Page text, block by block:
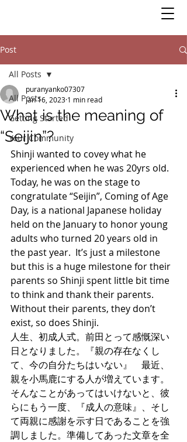
Post
All Posts
Getting Started
Your Community
All Posts
What is the meaning of
“Seijin”?
puranyanko07307
Jan 16, 2023 1 min read
Shinji wanted to covey what he
experienced when he was 20yrs old.
Today, he was on the stage to
congratulate “Seijin”, Coming of Age
Day, is a national Japanese holiday
held on the January to honor young
adults who turned 20 years old in
the past year.  It’s just a milestone
but this is a huge milestone for their
parents so Shinji spent little bit time
to think and thank their parents.
Without their parents, they don’t
exist, so does Shinji.
人生、初成人式。前田とって感慨深い
日となりました。『親の存在なくし
て、今の自分たちはいない』　最近、
親を小馬鹿にする人が増えています。
そんなことがあってはいけないと、彼
らにもう一度、『成人の意味』、そし
て両親に感謝を示す日であることを強
調しました。準備してあった文章を全